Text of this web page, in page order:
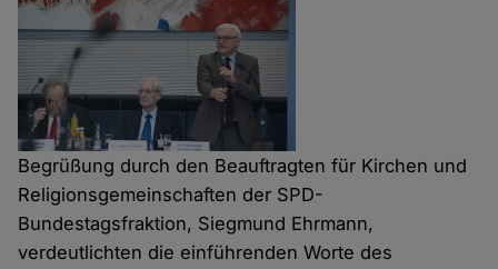
Begrüßung durch den Beauftragten für Kirchen und
Religionsgemeinschaften der SPD-
Bundestagsfraktion, Siegmund Ehrmann,
verdeutlichten die einführenden Worte des